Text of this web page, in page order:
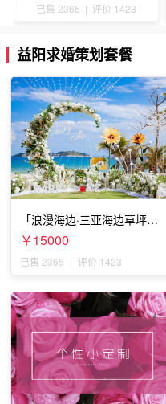
已售 2365 | 评价 1423
益阳求婚策划套餐
「浪漫海边·三亚海边草坪浪
漫求婚」
￥15000
已售 2365 | 评价 1423